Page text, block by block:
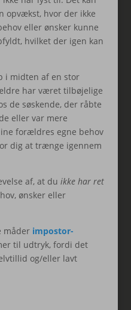
opvækst, hvor der ikke
eller ønsker kunne
hvilket der igen kan
i midten af en stor
har været tilbøjelige
de søskende, der råbte
eller var mere
forældres egne behov
dig at trænge igennem
af, at du ikke har ret
ønsker eller
måder impostor-
til udtryk, fordi det
og/eller lavt